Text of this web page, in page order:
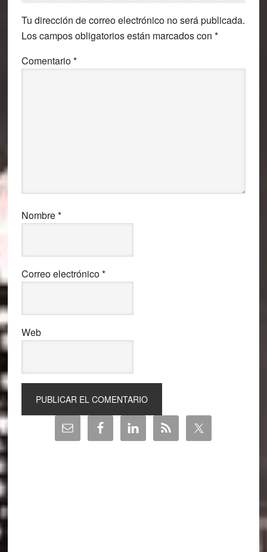
con
los
lectores
Tu dirección de correo electrónico no será publicada.
Los campos obligatorios están marcados con *
Comentario*
Nombre*
Correo electrónico*
Web
Barra
lateral